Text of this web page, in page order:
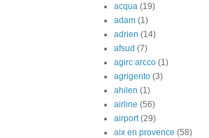
acqua (19)
adam (1)
adrien (14)
afsud (7)
agirc arcco (1)
agrigento (3)
ahilen (1)
airline (56)
airport (29)
aix en provence (58)